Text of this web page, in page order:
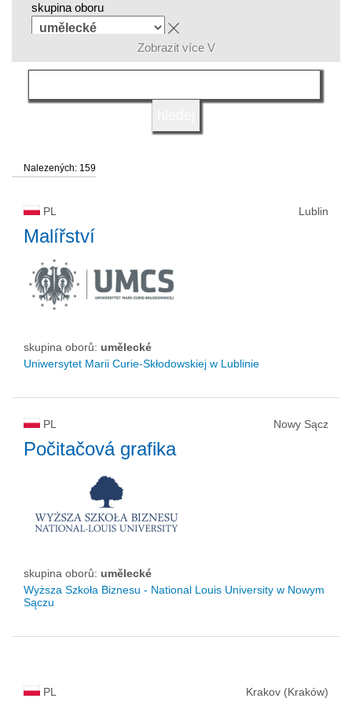
skupina oboru
jazyk
status vysoké školy
Zobrazit více V
Nalezených: 159
PL Lublin
Malířství
skupina oborů: umělecké
Uniwersytet Marii Curie-Skłodowskiej w Lublinie
PL Nowy Sącz
Počitačová grafika
skupina oborů: umělecké
Wyższa Szkoła Biznesu - National Louis University w Nowym
Sączu
PL Krakov (Kraków)